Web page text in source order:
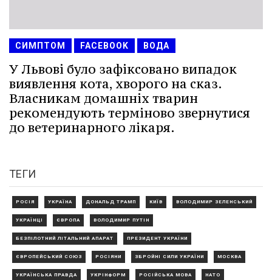
СИМПТОМ FACEBOOK ВОДА
У Львові було зафіксовано випадок
виявлення кота, хворого на сказ.
Власникам домашніх тварин
рекомендують терміново звернутися
до ветеринарного лікаря.
ТЕГИ
РОСІЯ УКРАЇНА ДОНАЛЬД ТРАМП КИЇВ ВОЛОДИМИР ЗЕЛЕНСЬКИЙ
УКРАЇНЦІ ЄВРОПА ВОЛОДИМИР ПУТІН
БЕЗПІЛОТНИЙ ЛІТАЛЬНИЙ АПАРАТ ПРЕЗИДЕНТ УКРАЇНИ
ЄВРОПЕЙСЬКИЙ СОЮЗ РОСІЯНИ ЗБРОЙНІ СИЛИ УКРАЇНИ МОСКВА
УКРАЇНСЬКА ПРАВДА УКРІНФОРМ РОСІЙСЬКА МОВА НАТО